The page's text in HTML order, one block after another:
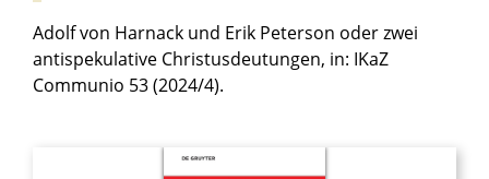
Adolf von Harnack und Erik Peterson oder zwei
antispekulative Christusdeutungen, in: IKaZ
Communio 53 (2024/4).